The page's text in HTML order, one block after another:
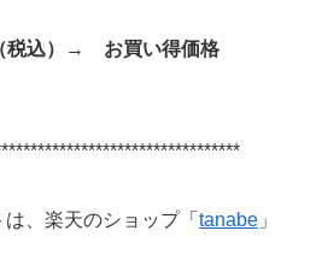
税込）→ お買い得価格
、楽天のショップ「 tanabe 」